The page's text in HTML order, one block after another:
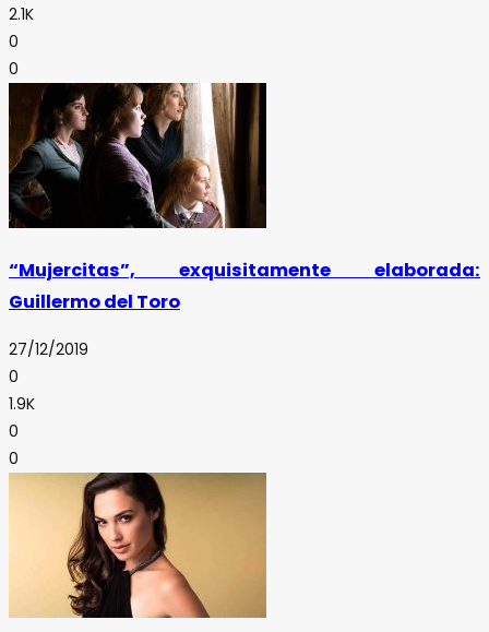
2.1K
0
0
“Mujercitas”, exquisitamente elaborada:
Guillermo del Toro
27/12/2019
0
1.9K
0
0